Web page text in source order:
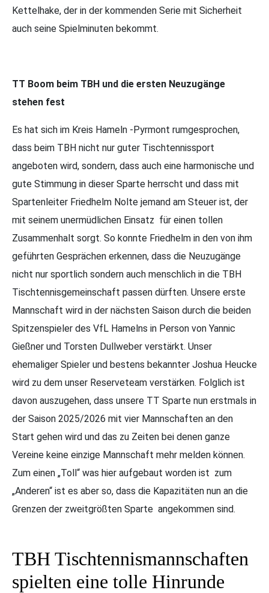
Kettelhake, der in der kommenden Serie mit Sicherheit
auch seine Spielminuten bekommt.
TT Boom beim TBH und die ersten Neuzugänge
stehen fest
Es hat sich im Kreis Hameln -Pyrmont rumgesprochen,
dass beim TBH nicht nur guter Tischtennissport
angeboten wird, sondern, dass auch eine harmonische und
gute Stimmung in dieser Sparte herrscht und dass mit
Spartenleiter Friedhelm Nolte jemand am Steuer ist, der
mit seinem unermüdlichen Einsatz für einen tollen
Zusammenhalt sorgt. So konnte Friedhelm in den von ihm
geführten Gesprächen erkennen, dass die Neuzugänge
nicht nur sportlich sondern auch menschlich in die TBH
Tischtennisgemeinschaft passen dürften. Unsere erste
Mannschaft wird in der nächsten Saison durch die beiden
Spitzenspieler des VfL Hamelns in Person von Yannic
Gießner und Torsten Dullweber verstärkt. Unser
ehemaliger Spieler und bestens bekannter Joshua Heucke
wird zu dem unser Reserveteam verstärken. Folglich ist
davon auszugehen, dass unsere TT Sparte nun erstmals in
der Saison 2025/2026 mit vier Mannschaften an den
Start gehen wird und das zu Zeiten bei denen ganze
Vereine keine einzige Mannschaft mehr melden können.
Zum einen „Toll“ was hier aufgebaut worden ist zum
„Anderen“ ist es aber so, dass die Kapazitäten nun an die
Grenzen der zweitgrößten Sparte angekommen sind.
TBH Tischtennismannschaften
spielten eine tolle Hinrunde